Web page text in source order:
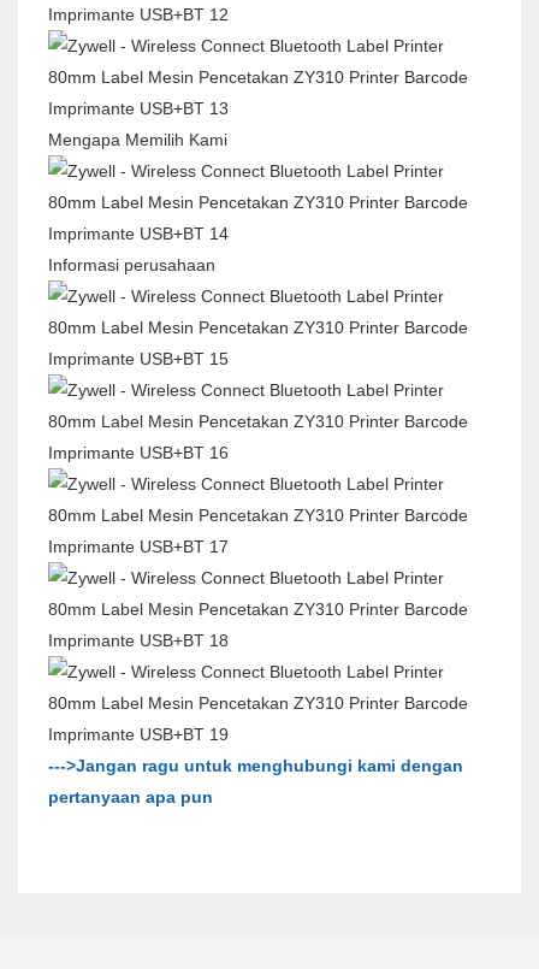
Mengapa Memilih Kami
Informasi perusahaan
--->Jangan ragu untuk menghubungi kami dengan
pertanyaan apa pun